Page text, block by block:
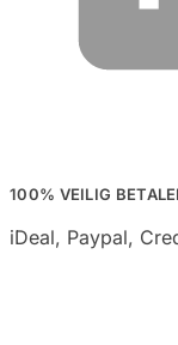
100% VEILIG
iDeal, Paypal,